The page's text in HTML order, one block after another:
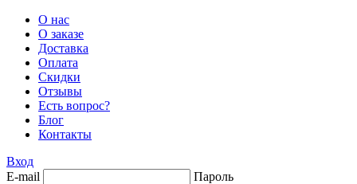
О нас
О заказе
Доставка
Оплата
Скидки
Отзывы
Есть вопрос?
Блог
Контакты
Вход
E-mail
Пароль